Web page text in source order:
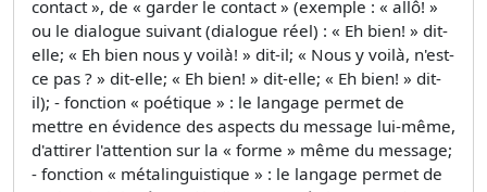
contact », de « garder le contact » (exemple : « allô! »
ou le dialogue suivant (dialogue réel) : « Eh bien! » dit-
elle; « Eh bien nous y voilà! » dit-il; « Nous y voilà, n'est-
ce pas ? » dit-elle; « Eh bien! » dit-elle; « Eh bien! » dit-
il); - fonction « poétique » : le langage permet de
mettre en évidence des aspects du message lui-même,
d'attirer l'attention sur la « forme » même du message;
- fonction « métalinguistique » : le langage permet de